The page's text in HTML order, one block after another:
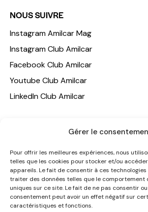
Gérer le
Pour offrir les meilleures expériences, nous
telles que les cookies pour stocker et/ou
appareils. Le fait de consentir à ces
traiter des données telles que le comportement
uniques sur ce site. Le fait de ne pas consentir
consentement peut avoir un effet négatif sur
caractéristiques et fonctions.
NOUS SUIVRE
Instagram Amilcar Mag
Instagram Club Amilcar
Facebook Club Amilcar
Youtube Club Amilcar
LinkedIn Club Amilcar
AMILCAR TRAVEL CLUB
CLUB AMILCAR, Club d'affaires
AGENCE MEDIANE
CONTACT